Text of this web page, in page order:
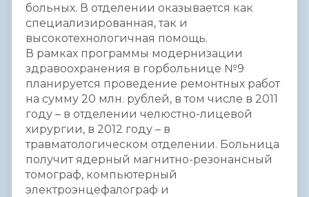
больных. В отделении оказывается как
специализированная, так и
высокотехнологичная помощь.
В рамках программы модернизации
здравоохранения в горбольнице №9
планируется проведение ремонтных работ
на сумму 20 млн. рублей, в том числе в 2011
году – в отделении челюстно-лицевой
хирургии, в 2012 году – в
травматологическом отделении. Больница
получит ядерный магнитно-резонансный
томограф, компьютерный
электроэнцефалограф и